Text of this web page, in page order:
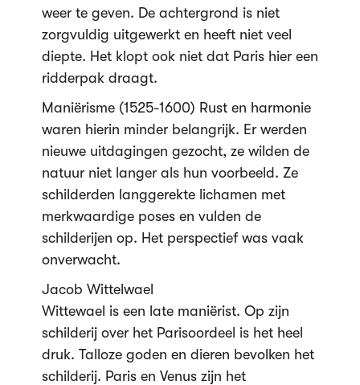
weer te geven. De achtergrond is niet
zorgvuldig uitgewerkt en heeft niet veel
diepte. Het klopt ook niet dat Paris hier een
ridderpak draagt.
Maniërisme (1525-1600) Rust en harmonie
waren hierin minder belangrijk. Er werden
nieuwe uitdagingen gezocht, ze wilden de
natuur niet langer als hun voorbeeld. Ze
schilderden langgerekte lichamen met
merkwaardige poses en vulden de
schilderijen op. Het perspectief was vaak
onverwacht.
Jacob Wittelwael
Wittewael is een late maniërist. Op zijn
schilderij over het Parisoordeel is het heel
druk. Talloze goden en dieren bevolken het
schilderij. Paris en Venus zijn het